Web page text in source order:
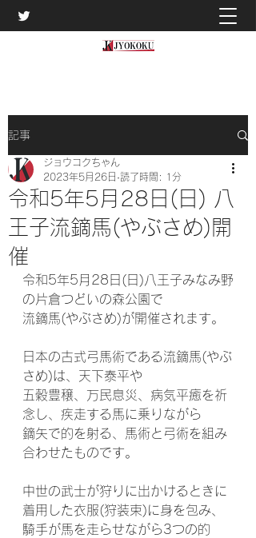
記事
令和5年5月28日(日) 八
王子流鏑馬(やぶさめ)開
催
ジョウコクちゃん
2023年5月26日 読了時間: 1分
令和5年5月28日(日)八王子みなみ野
の片倉つどいの森公園で
流鏑馬(やぶさめ)が開催されます。
日本の古式弓馬術である流鏑馬(やぶ
さめ)は、天下泰平や
五穀豊穣、万民息災、病気平癒を祈
念し、疾走する馬に乗りながら
鏑矢で的を射る、馬術と弓術を組み
合わせたものです。
中世の武士が狩りに出かけるときに
着用した衣服(狩装束)に身を包み、
騎手が馬を走らせながら3つの的